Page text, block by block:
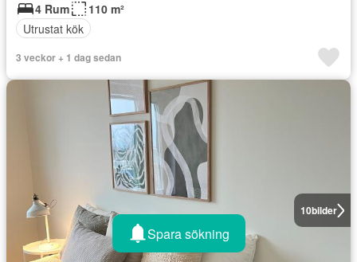
4 Rum
110 m²
Utrustat kök
3 veckor + 1 dag sedan
10bilder
Spara sökning